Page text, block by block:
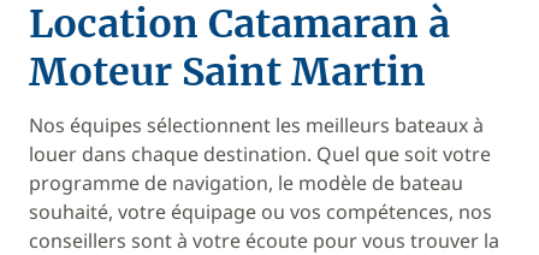
Location Catamaran à
Moteur Saint Martin
Nos équipes sélectionnent les meilleurs bateaux à
louer dans chaque destination. Quel que soit votre
programme de navigation, le modèle de bateau
souhaité, votre équipage ou vos compétences, nos
conseillers sont à votre écoute pour vous trouver la